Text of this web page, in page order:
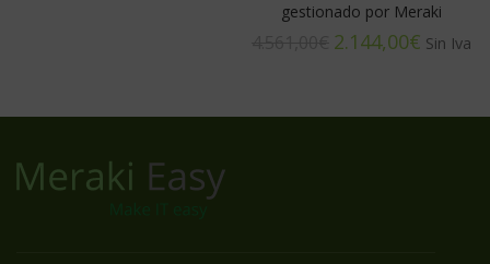
gestionado por Meraki
2.144,00€